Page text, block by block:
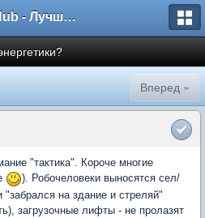
Life Hub - Лучшие компьютерные игры мира
Вперед »
"тактика". Короче многие
). Робочеловеки выносятся сел/
"забрался на здание и стреляй"
загрузочные лифты - не пролазят